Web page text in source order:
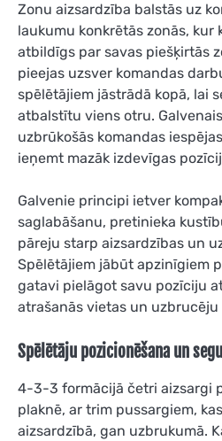
Zonu aizsardzība balstās uz
laukumu konkrētās zonās, kur
atbildīgs par savas piešķirtās
pieejas uzsver komandas
spēlētājiem jāstrādā kopā, lai
atbalstītu viens otru.
uzbrūkošās komandas
ieņemt mazāk izdevīgas
Galvenie principi ietver
saglabāšanu, pretinieka
pāreju starp aizsardzības un
Spēlētājiem jābūt apzinīgiem
gatavi pielāgot savu pozīciju
atrašanās vietas un uzbrucēju
Spēlētāju pozicionēšana un
4-3-3 formācijā četri aizsargi
plaknē, ar trim pussargiem,
aizsardzībā, gan uzbrukumā.